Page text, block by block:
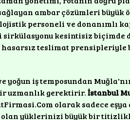
ambar çözümleri büyük
personeli ve donanımlı
kesintisiz biçimde
teslimat prensipleriyle
iş temposundan
uzmanlık gerektirir.İstanbul
olarak sadece
yüklerinizi büyük bir